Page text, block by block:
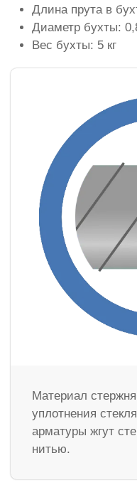
Длина прута в
Диаметр бухты:
Вес бухты: 5 кг
Материал
уплотнения
арматуры жгут
нитью.